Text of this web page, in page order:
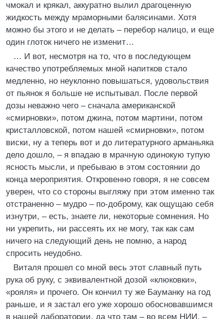
чмокал и крякал, аккуратно вылил драгоценную
жидкость между мраморными балясинами. Хотя
можно бы этого и не делать – перебор налицо, и еще
один глоток ничего не изменит…
… И вот, несмотря на то, что в последующем
качество употребляемых мной напитков стало
медленно, но неуклонно повышаться, удовольствия
от пьянок я больше не испытывал. После первой
дозы неважно чего – сначала американской
«смирновки», потом джина, потом мартини, потом
кристалловской, потом нашей «смирновки», потом
виски, ну а теперь вот и до литературного арманьяка
дело дошло, – я впадаю в мрачную одинокую тупую
ясность мысли, и пребываю в этом состоянии до
конца мероприятия. Откровенно говоря, я не совсем
уверен, что со стороны выгляжу при этом именно так
отстраненно – мудро – по-доброму, как ощущаю себя
изнутри, – есть, знаете ли, некоторые сомнения. Но
ни укрепить, ни рассеять их не могу, так как сам
ничего на следующий день не помню, а народ
спросить неудобно.
Виталя прошел со мной весь этот славный путь
рука об руку, с эквивалентной дозой «клюковки»,
«рояля» и прочего. Он кончил ту же Бауманку на год
раньше, и я застал его уже хорошо обосновавшимся
в нашей лаборатории, да что там – во всем НИИ, –